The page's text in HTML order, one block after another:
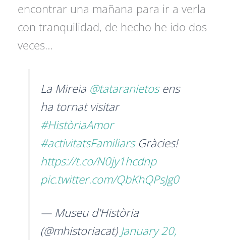
encontrar una mañana para ir a verla
con tranquilidad, de hecho he ido dos
veces…
La Mireia @tataranietosens
ha tornat visitar
#HistòriaAmor
#activitatsFamiliarsGràcies!
https://t.co/N0jy1hcdnp
pic.twitter.com/QbKhQPsJg0
— Museu d'Història
(@mhistoriacat) January 20,